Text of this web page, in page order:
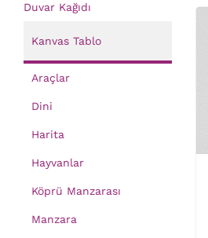
Duvar Kağıdı
Kanvas Tablo
Araçlar
Dini
Harita
Hayvanlar
Köprü Manzarası
Manzara